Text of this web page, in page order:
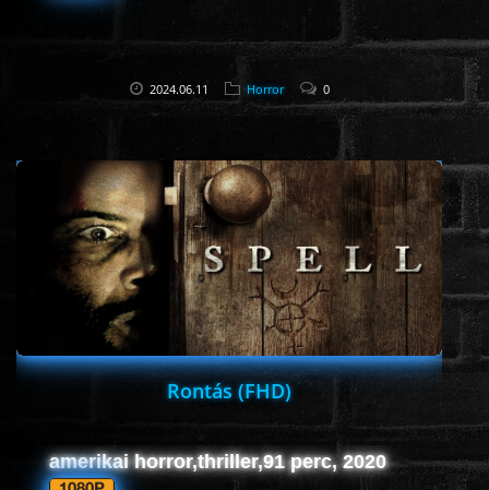
ROMANTIKUS
HÁBORÚS
KATASZTRÓFA
CSALÁDI
2024.06.11 Horror 0
Rontás (FHD)
amerikai horror,thriller,91 perc, 2020